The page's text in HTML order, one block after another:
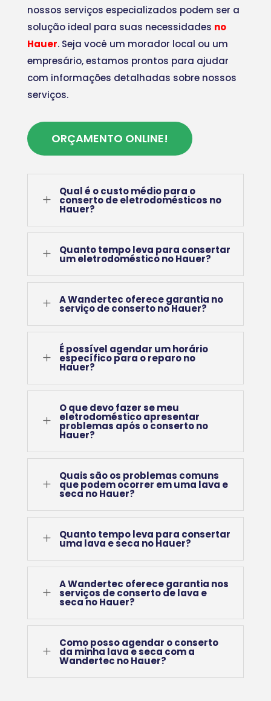
nossos serviços especializados podem ser a
solução ideal para suas necessidades no
Hauer. Seja você um morador local ou um
empresário, estamos prontos para ajudar
com informações detalhadas sobre nossos
serviços.
ORÇAMENTO ONLINE!
L
Qual é o custo médio para o
conserto de eletrodomésticos no
Hauer?
L Quanto tempo leva para consertar
um eletrodoméstico no Hauer?
L A Wandertec oferece garantia no
serviço de conserto no Hauer?
L
É possível agendar um horário
específico para o reparo no
Hauer?
L
O que devo fazer se meu
eletrodoméstico apresentar
problemas após o conserto no
Hauer?
L
Quais são os problemas comuns
que podem ocorrer em uma lava e
seca no Hauer?
L Quanto tempo leva para consertar
uma lava e seca no Hauer?
L
A Wandertec oferece garantia nos
serviços de conserto de lava e
seca no Hauer?
L
Como posso agendar o conserto
da minha lava e seca com a
Wandertec no Hauer?